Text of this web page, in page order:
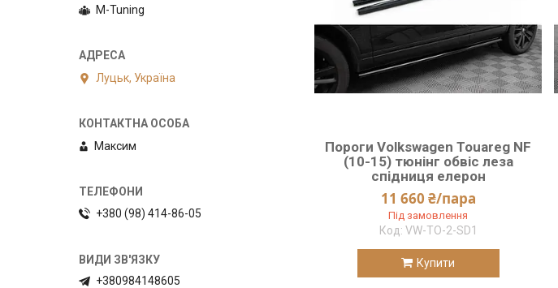
Пороги Volkswagen Touareg NF
(10-15) тюнінг обвіс леза
спідниця елерон
11 660 ₴/пара
Під замовлення
VW-TO-2-SD1
Купити
M-Tuning
Луцьк, Україна
Максим
+380 (98) 414-86-05
+380984148605